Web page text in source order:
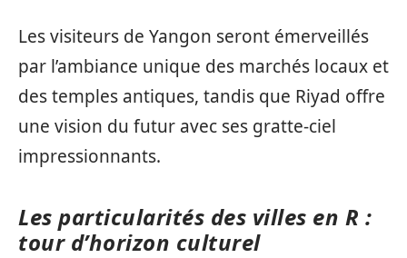
Les visiteurs de Yangon seront émerveillés
par l’ambiance unique des marchés locaux et
des temples antiques, tandis que Riyad offre
une vision du futur avec ses gratte-ciel
impressionnants.
Les particularités des villes en R :
tour d’horizon culturel